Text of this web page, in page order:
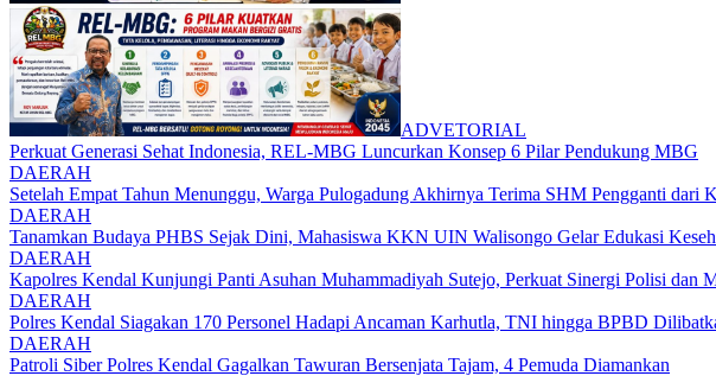
ADVETORIAL
Perkuat Generasi Sehat Indonesia, REL-MBG Luncurkan Konsep 6 Pilar Pendukung MBG
DAERAH
Setelah Empat Tahun Menunggu, Warga Pulogadung Akhirnya Terima SHM Pengganti dari
DAERAH
Tanamkan Budaya PHBS Sejak Dini, Mahasiswa KKN UIN Walisongo Gelar Edukasi
DAERAH
Kapolres Kendal Kunjungi Panti Asuhan Muhammadiyah Sutejo, Perkuat Sinergi Polisi dan
DAERAH
Polres Kendal Siagakan 170 Personel Hadapi Ancaman Karhutla, TNI hingga BPBD
DAERAH
Patroli Siber Polres Kendal Gagalkan Tawuran Bersenjata Tajam, 4 Pemuda Diamankan